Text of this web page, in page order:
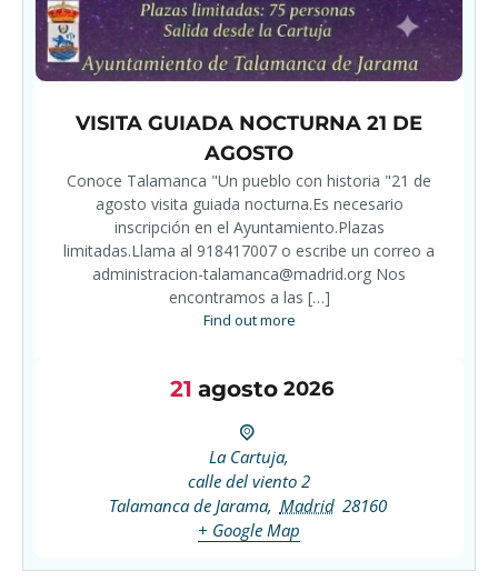
VISITA GUIADA NOCTURNA 21 DE
AGOSTO
Conoce Talamanca "Un pueblo con historia "21 de
agosto visita guiada nocturna.Es necesario
inscripción en el Ayuntamiento.Plazas
limitadas.Llama al 918417007 o escribe un correo a
administracion-talamanca@madrid.org Nos
encontramos a las […]
Find out more
21 agosto 2026
La Cartuja,
calle del viento 2
Talamanca de Jarama, Madrid 28160
+ Google Map